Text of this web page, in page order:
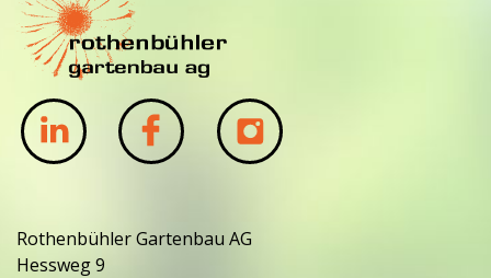
Rothenbühler Gartenbau AG
Hessweg 9